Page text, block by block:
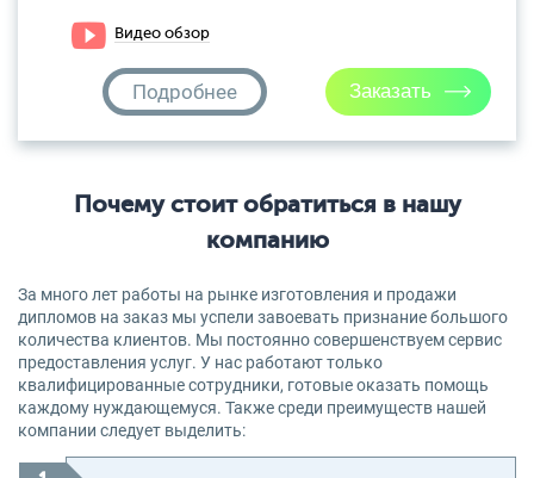
Видео обзор
Подробнее
Почему стоит обратиться в нашу
компанию
За много лет работы на рынке изготовления и продажи
дипломов на заказ мы успели завоевать признание большого
количества клиентов. Мы постоянно совершенствуем сервис
предоставления услуг. У нас работают только
квалифицированные сотрудники, готовые оказать помощь
каждому нуждающемуся. Также среди преимуществ нашей
компании следует выделить: